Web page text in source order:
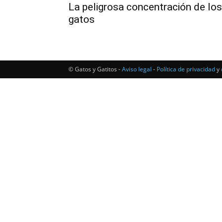
La peligrosa concentración de los
gatos
© Gatos y Gatitos -Aviso legal - Política de privacidady